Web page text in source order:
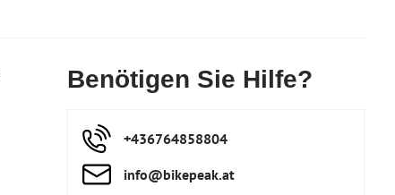
Benötigen Sie Hilfe?
+436764858804
info​@bikepeak​.at